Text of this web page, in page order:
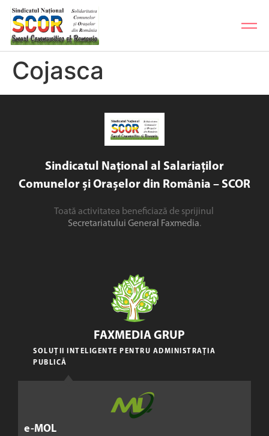
Cojasca
Sindicatul Național al Salariaților
Comunelor și Orașelor din România – SCOR
Toată activitatea beneficiază de sprijinul
Secretariatului General Faxmedia.
e-MOL
FAXMEDIA GRUP
SOLUȚII INTELIGENTE PENTRU ADMINISTRAȚIA
PUBLICĂ